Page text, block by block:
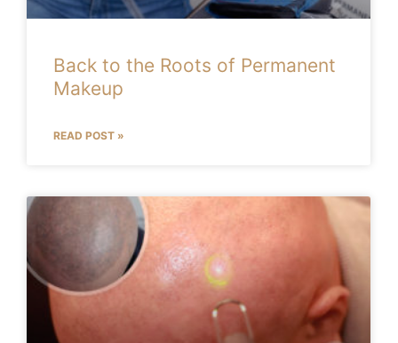
Back to the Roots of Permanent
Makeup
READ POST »